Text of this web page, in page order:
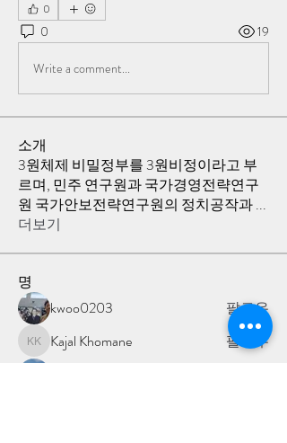
0
0 19
Write a comment...
소개
3원체제 비밀정부를 3원비정이라고 부
르며, 민주 연구원과 국가경영전략연구
원 국가안보전략연구원의 정치공작과...
더보기
명
kwoo0203
팔로우
Kajal Khomane
Kajal Khomane
팔로우